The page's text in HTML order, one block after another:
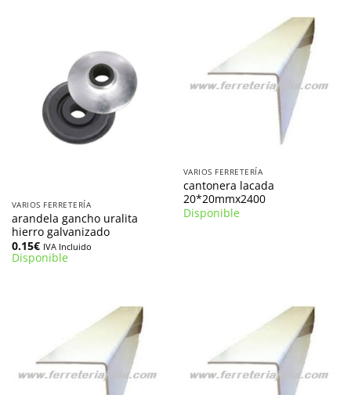
VARIOS FERRETERÍA
arandela gancho uralita
hierro galvanizado
0.15€ IVA Incluido
Disponible
VARIOS FERRETERÍA
cantonera lacada
20*20mmx2400
Disponible